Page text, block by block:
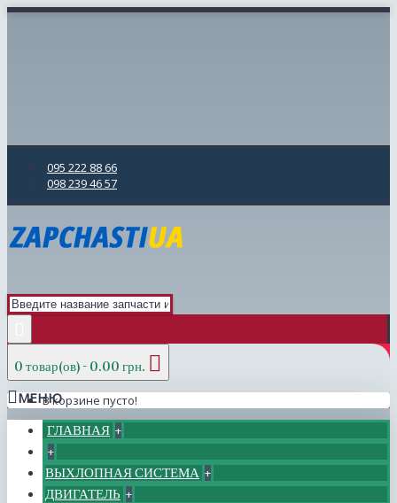
095 222 88 66
098 239 46 57
0 товар(ов) - 0.00 грн.
В корзине пусто!
МЕНЮ
ГЛАВНАЯ +
+
ВЫХЛОПНАЯ СИСТЕМА +
ДВИГАТЕЛЬ +